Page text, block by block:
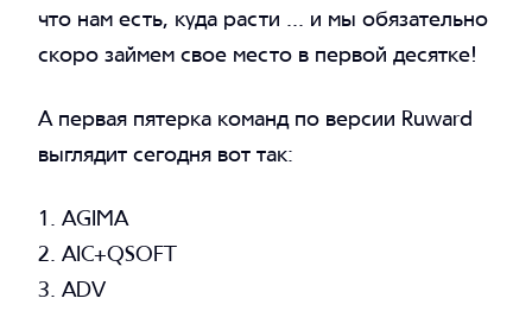
что нам есть, куда расти ... и мы обязательно
скоро займем свое место в первой десятке!
А первая пятерка команд по версии Ruward
выглядит сегодня вот так:
1. AGIMA
2. AIC+QSOFT
3. ADV